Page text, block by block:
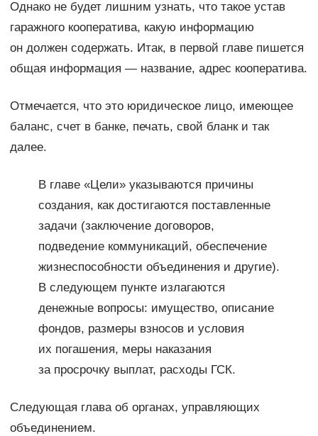
Однако не будет лишним узнать, что такое устав
гаражного кооператива, какую информацию
он должен содержать. Итак, в первой главе пишется
общая информация — название, адрес кооператива.
Отмечается, что это юридическое лицо, имеющее
баланс, счет в банке, печать, свой бланк и так
далее.
В главе «Цели» указываются причины
создания, как достигаются поставленные
задачи (заключение договоров,
подведение коммуникаций, обеспечение
жизнеспособности объединения и другие).
В следующем пункте излагаются
денежные вопросы: имущество, описание
фондов, размеры взносов и условия
их погашения, меры наказания
за просрочку выплат, расходы ГСК.
Следующая глава об органах, управляющих
объединением.